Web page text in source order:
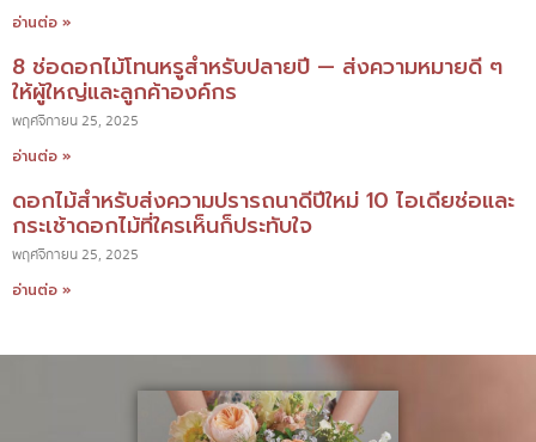
อ่านต่อ »
8 ช่อดอกไม้โทนหรูสำหรับปลายปี — ส่งความหมายดี ๆ
ให้ผู้ใหญ่และลูกค้าองค์กร
พฤศจิกายน 25, 2025
อ่านต่อ »
ดอกไม้สำหรับส่งความปรารถนาดีปีใหม่ 10 ไอเดียช่อและ
กระเช้าดอกไม้ที่ใครเห็นก็ประทับใจ
พฤศจิกายน 25, 2025
อ่านต่อ »